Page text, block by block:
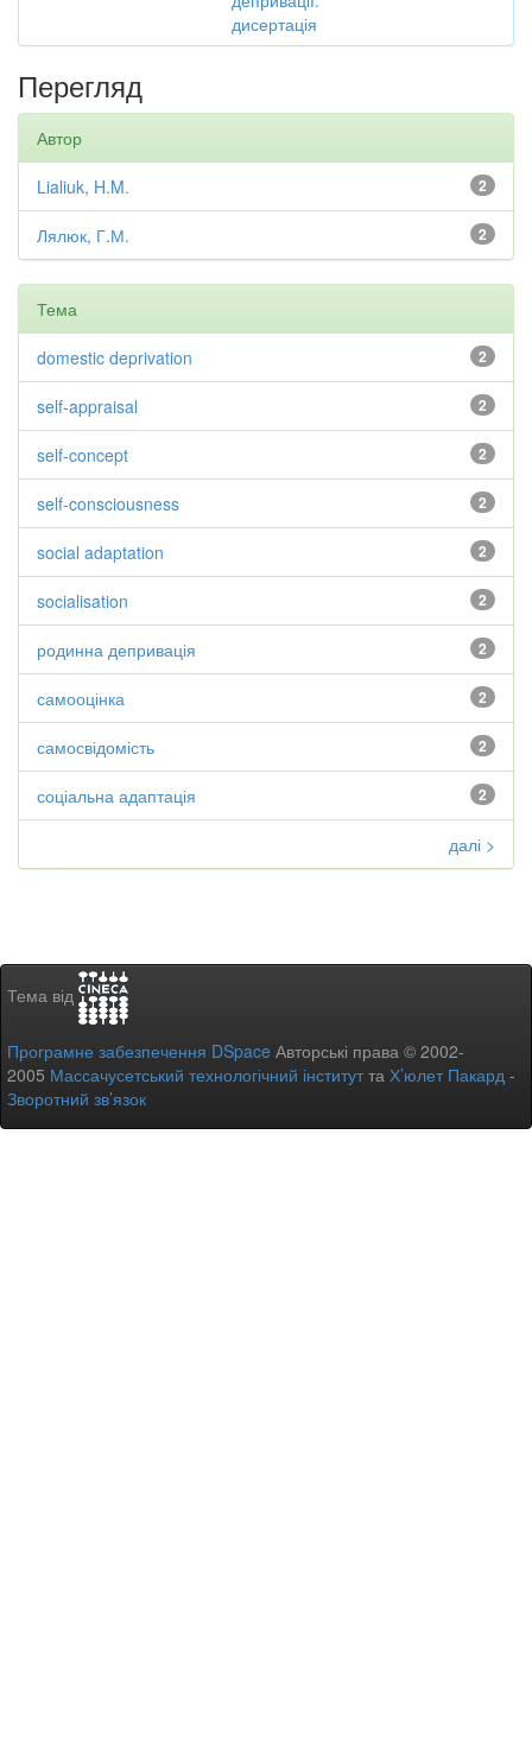
дисертація
Перегляд
Автор
2
Lialiuk, H.M.
2
Лялюк, Г.М.
Тема
2
domestic deprivation
2
self-appraisal
2
self-concept
2
self-consciousness
2
social adaptation
2
socialisation
2
родинна депривація
2
самооцінка
2
самосвідомість
2
соціальна адаптація
далі >
Тема від
Програмне забезпечення DSpace Авторські права © 2002-
2005 Массачусетський технологічний інститутта Х’юлет Пакард -
Зворотний зв’язок